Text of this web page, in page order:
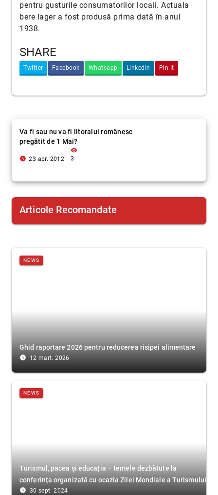
pentru gusturile consumatorilor locali. Actuala
bere lager a fost produsă prima dată în anul
1938.
SHARE
Twitter Facebook Whatsapp LinkedIn Pin It
Va fi sau nu va fi litoralul românesc
pregătit de 1 Mai?
access_time_filled 23 apr. 2012
visibility
3
Articole Recomandate
NEWS
Ghid raportare 2026 pentru reducerea risipei alimentare
access_time_filled 12 mart. 2026
NEWS
Turismul, pacea și educația – temele dezbătute la
conferința organizată cu ocazia Zilei Mondiale a Turismului
access_time_filled 30 sept. 2024